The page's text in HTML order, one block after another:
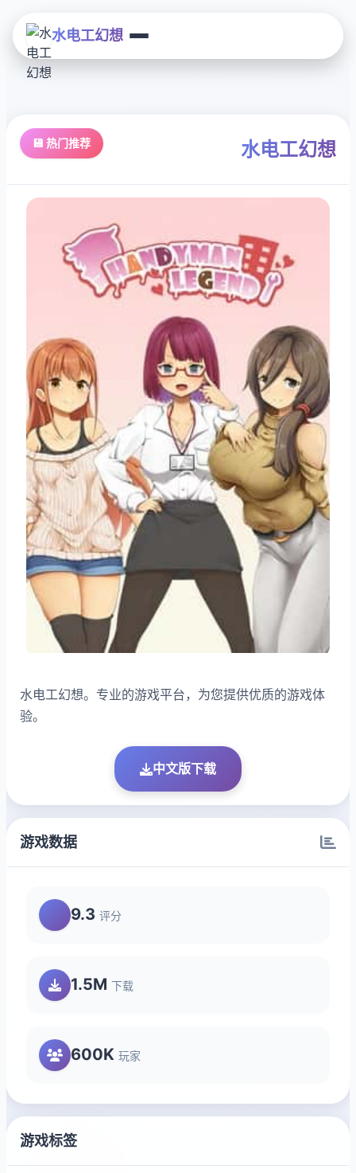
水电工幻想
💾 热门推荐 水电工幻想
水电工幻想。专业的游戏平台，为您提供优质的游戏体
验。
中文版下载
游戏数据
9.3 评分
1.5M 下载
600K 玩家
游戏标签